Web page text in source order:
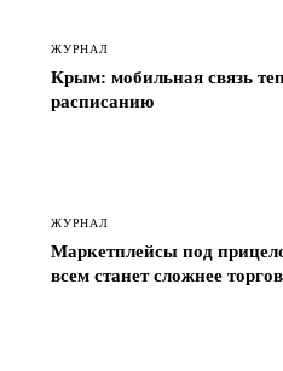
ЖУРНАЛ
Крым: мобильная связь
расписанию
ЖУРНАЛ
Маркетплейсы под
всем станет сложнее